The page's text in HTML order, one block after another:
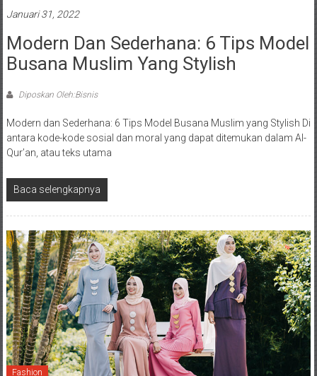
Januari 31, 2022
Modern Dan Sederhana: 6 Tips Model
Busana Muslim Yang Stylish
Diposkan Oleh:Bisnis
Modern dan Sederhana: 6 Tips Model Busana Muslim yang Stylish Di
antara kode-kode sosial dan moral yang dapat ditemukan dalam Al-
Qur’an, atau teks utama
Baca selengkapnya
Fashion